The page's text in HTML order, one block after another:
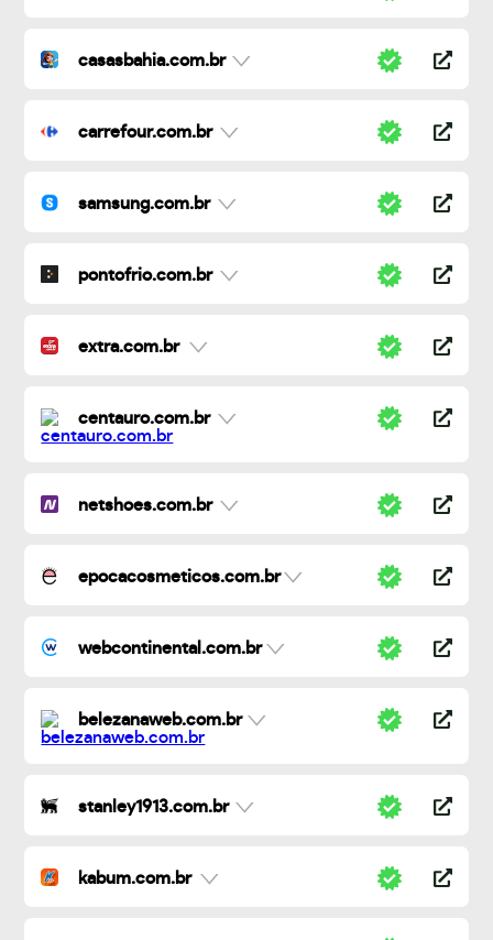
casasbahia.com.br
carrefour.com.br
samsung.com.br
pontofrio.com.br
extra.com.br
centauro.com.br
netshoes.com.br
epocacosmeticos.com.br
webcontinental.com.br
belezanaweb.com.br
stanley1913.com.br
kabum.com.br